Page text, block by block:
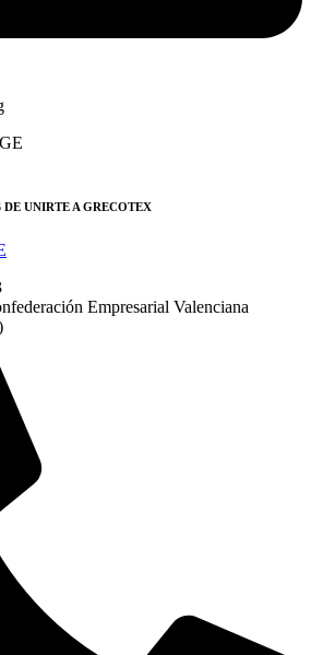
DE UNIRTE A GRECOTEX
Empresarial Valenciana